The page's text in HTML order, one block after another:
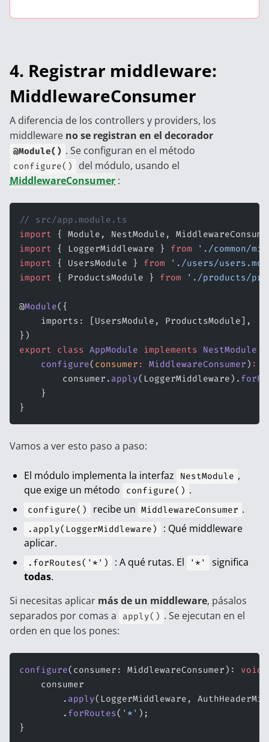
4. Registrar middleware:
MiddlewareConsumer
A diferencia de los controllers y providers, los
middleware no se registran en el decorador
@Module() . Se configuran en el método
configure()
del módulo, usando el
MiddlewareConsumer :
// src/app.module.ts
import { Module, NestModule,
import { LoggerMiddleware } from './common/
import { UsersModule } from './users/
import { ProductsModule } from './products/
@Module({
    imports: [UsersModule, ProductsModule],
})
export class AppModule implements NestModule
    configure
( consumer : MiddlewareConsumer) :
        consumer.
apply(LoggerMiddleware).
    }
}
Vamos a ver esto paso a paso:
El módulo implementa la interfaz NestModule ,
que exige un método
configure() .
configure() recibe un MiddlewareConsumer .
.apply(LoggerMiddleware)
: Qué middleware
aplicar.
.forRoutes('*') : A qué rutas. El '*'
significa
todas.
Si necesitas aplicar más de un middleware, pásalos
separados por comas a
apply() . Se ejecutan en el
orden en que los pones:
configure(consumer: MiddlewareConsumer): void
    consumer
        .
apply(LoggerMiddleware,
        .
forRoutes( '*' );
}